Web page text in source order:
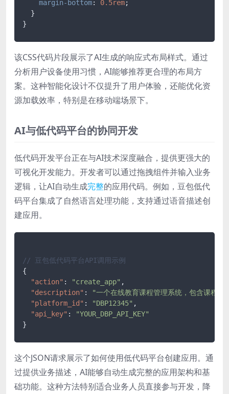
margin-bottom: 0.5rem;
  }
该CSS代码片段展示了AI生成的响应式布局样式。通过
分析用户设备使用习惯，AI能够推荐更合理的布局方
案。这种智能化设计不仅提升了用户体验，还能优化资
源加载效率，特别是在移动端场景下。
AI与低代码平台的协同开发
低代码开发平台正在与AI技术深度融合，提供更强大的
可视化开发能力。开发者可以通过拖拽组件并输入业务
逻辑，让AI自动生成完整的应用代码。例如，豆包低代
码平台集成了自然语言处理功能，支持通过语音描述创
建应用。
// 豆包低代码平台API调用示例
{
"action" : "create_app" ,
"description" :
"一个在线教育课程管理系统，包含课程
"platform_id" : "DBP12345" ,
"api_key" :
"YOUR_DBP_API_KEY"
}
这个JSON请求展示了如何使用低代码平台创建应用。通
过提供业务描述，AI能够自动生成完整的应用架构和基
础功能。这种方法特别适合业务人员直接参与开发，降